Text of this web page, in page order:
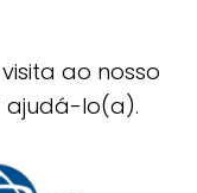
ao nosso
ajudá-lo(a).